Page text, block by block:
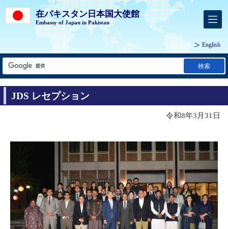
在パキスタン日本国大使館
Embassy of Japan in Pakistan
English
検索
JDS レセプション
令和8年3月31日